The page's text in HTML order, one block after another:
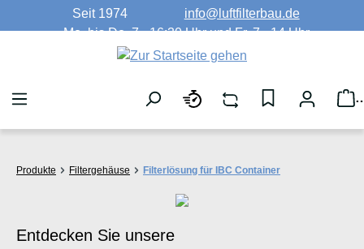
Zum Hauptinhalt springen
Seit 1974
info@luftfilterbau.de
Mo. bis Do. 7 - 16:30 Uhr und Fr. 7 - 14 Uhr
Produkte Filtergehäuse Filterlösung für IBC Container
Entdecken Sie unsere